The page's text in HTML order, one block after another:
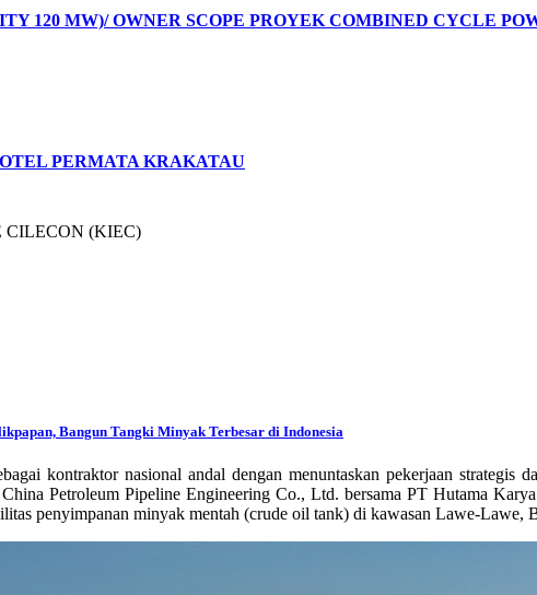
120 MW)/ OWNER SCOPE PROYEK COMBINED CYCLE
PERMATA KRAKATAU
CILECON (KIEC)
Bangun Tangki Minyak Terbesar di Indonesia
kontraktor nasional andal dengan menuntaskan pekerjaan
Petroleum Pipeline Engineering Co., Ltd. bersama PT Hutama
penyimpanan minyak mentah (crude oil tank) di kawasan Lawe-Lawe,